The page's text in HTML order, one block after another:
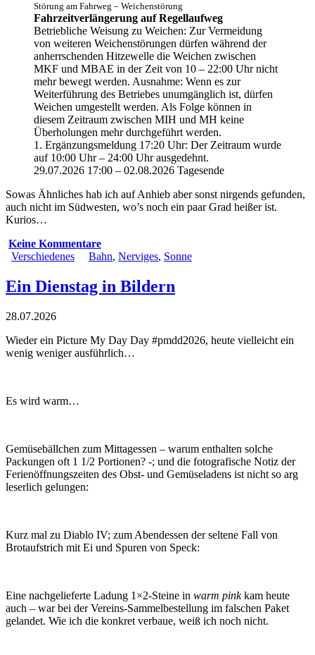
Störung am Fahrweg – Weichenstörung
Fahrzeitverlängerung auf Regellaufweg
Betriebliche Weisung zu Weichen: Zur Vermeidung
von weiteren Weichenstörungen dürfen während der
anherrschenden Hitzewelle die Weichen zwischen
MKF und MBAE in der Zeit von 10 – 22:00 Uhr nicht
mehr bewegt werden. Ausnahme: Wenn es zur
Weiterführung des Betriebes unumgänglich ist, dürfen
Weichen umgestellt werden. Als Folge können in
diesem Zeitraum zwischen MIH und MH keine
Überholungen mehr durchgeführt werden.
1. Ergänzungsmeldung 17:20 Uhr: Der Zeitraum wurde
auf 10:00 Uhr – 24:00 Uhr ausgedehnt.
29.07.2026 17:00 – 02.08.2026 Tagesende
Sowas Ähnliches hab ich auf Anhieb aber sonst nirgends gefunden,
auch nicht im Südwesten, wo’s noch ein paar Grad heißer ist.
Kurios…
Keine Kommentare
Verschiedenes
Bahn, Nerviges, Sonne
Ein Dienstag in Bildern
28.07.2026
Wieder ein Picture My Day Day #pmdd2026, heute vielleicht ein
wenig weniger ausführlich…
Es wird warm…
Gemüsebällchen zum Mittagessen – warum enthalten solche
Packungen oft 1 1/2 Portionen? -; und die fotografische Notiz der
Ferienöffnungszeiten des Obst- und Gemüseladens ist nicht so arg
leserlich gelungen:
Kurz mal zu Diablo IV; zum Abendessen der seltene Fall von
Brotaufstrich mit Ei und Spuren von Speck:
Eine nachgelieferte Ladung 1×2-Steine in warm pinkkam heute
auch – war bei der Vereins-Sammelbestellung im falschen Paket
gelandet. Wie ich die konkret verbaue, weiß ich noch nicht.